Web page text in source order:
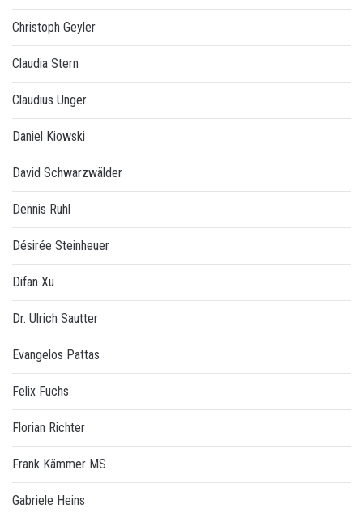
Christoph Geyler
Claudia Stern
Claudius Unger
Daniel Kiowski
David Schwarzwälder
Dennis Ruhl
Désirée Steinheuer
Difan Xu
Dr. Ulrich Sautter
Evangelos Pattas
Felix Fuchs
Florian Richter
Frank Kämmer MS
Gabriele Heins